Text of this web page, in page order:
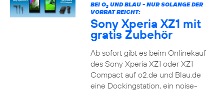
BEI O2UND BLAU - NUR SOLANGE DER
VORRAT REICHT:
Sony Xperia XZ1 mit
gratis Zubehör
Ab sofort gibt es beim Onlinekauf
des Sony Xperia XZ1 oder XZ1
Compact auf o2.de und Blau.de
eine Dockingstation, ein noise-